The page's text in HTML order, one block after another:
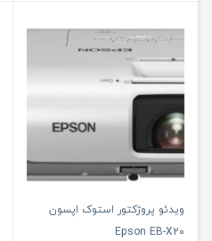
ویدئو پروژکتور استوک اپسون
Epson EB-X20